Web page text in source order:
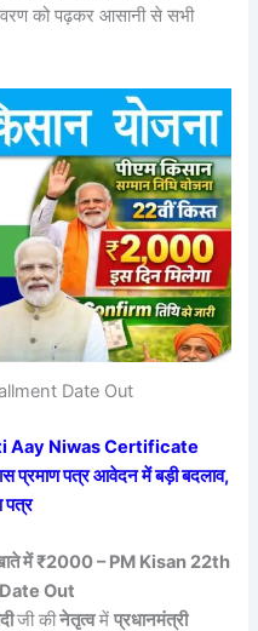
को पढ़कर आसानी से सभी
Date Out
Aay Niwas Certificate
पत्र आवेदन में बड़ी बदलाव,
पत्र
खाते में ₹2000 – PM Kisan 22th
Out
जी कीनेतृत्वमेंप्रधानमंत्री